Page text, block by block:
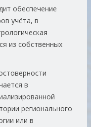
обеспечение
учёта, в
из собственных
в
регионального
или в